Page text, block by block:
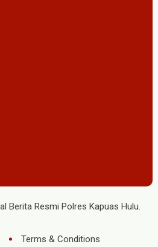
Berita Resmi Polres Kapuas Hulu.
Terms & Conditions